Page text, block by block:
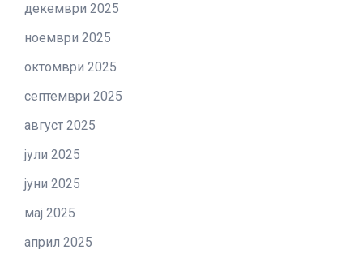
декември 2025
ноември 2025
октомври 2025
септември 2025
август 2025
јули 2025
јуни 2025
мај 2025
април 2025